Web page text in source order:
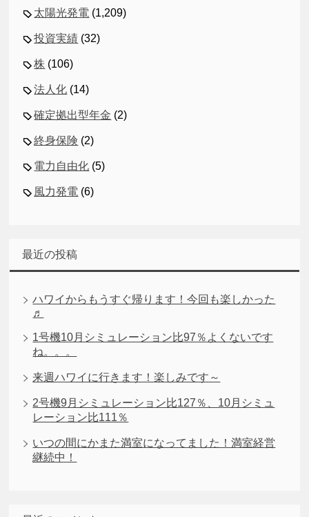
太陽光発電 (1,209)
投資実績 (32)
株 (106)
法人化 (14)
確定拠出型年金 (2)
終身保険 (2)
電力自由化 (5)
風力発電 (6)
最近の投稿
ハワイからもうすぐ帰ります！今回も楽しかった
♬
1号機10月シミュレーション比97％よくないです
ね。。。
来週ハワイに行きます！楽しみです～
2号機9月シミュレーション比127％、10月シミュ
レーション比111％
いつの間にかまた満室になってました！満室経営
継続中！